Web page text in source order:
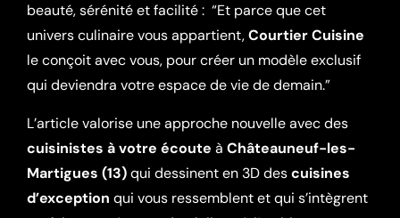
beauté, sérénité et facilité : “Et parce que cet
univers culinaire vous appartient,Courtier Cuisine
le conçoit avec vous, pour créer un modèle exclusif
qui deviendra votre espace de vie de demain.”
L’article valorise une approche nouvelle avec des
cuisinistes à votre écoute à Châteauneuf-les-
Martigues (13)qui dessinent en 3D descuisines
d’exception qui vous ressemblent et qui s’intègrent